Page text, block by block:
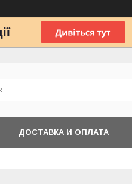
ДОСТАВКА И ОПЛАТА